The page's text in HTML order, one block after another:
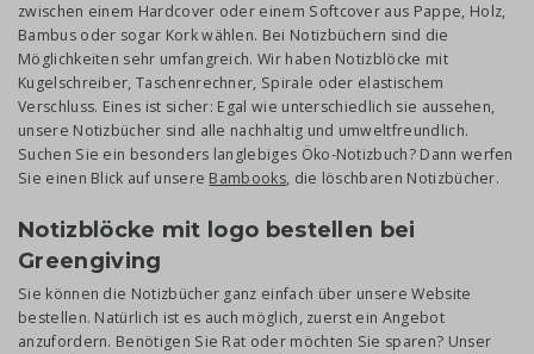
zwischen einem Hardcover oder einem Softcover aus Pappe, Holz,
Bambus oder sogar Kork wählen. Bei Notizbüchern sind die
Möglichkeiten sehr umfangreich. Wir haben Notizblöcke mit
Kugelschreiber, Taschenrechner, Spirale oder elastischem
Verschluss. Eines ist sicher: Egal wie unterschiedlich sie aussehen,
unsere Notizbücher sind alle nachhaltig und umweltfreundlich.
Suchen Sie ein besonders langlebiges Öko-Notizbuch? Dann werfen
Sie einen Blick auf unsere Bambooks, die löschbaren Notizbücher.
Notizblöcke mit logo bestellen bei
Greengiving
Sie können die Notizbücher ganz einfach über unsere Website
bestellen. Natürlich ist es auch möglich, zuerst ein Angebot
anzufordern. Benötigen Sie Rat oder möchten Sie sparen? Unser